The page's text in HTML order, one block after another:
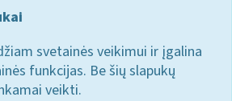
svetainės veikimui ir įgalina
funkcijas. Be šių slapukų
veikti.